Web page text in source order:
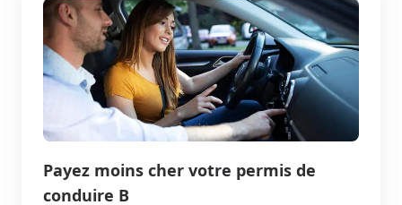
Payez moins cher votre permis de
conduire B